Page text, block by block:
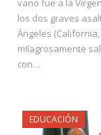
vano fue a la
los dos graves
Ángeles
milagrosamente
con…
EDUCACIÓN